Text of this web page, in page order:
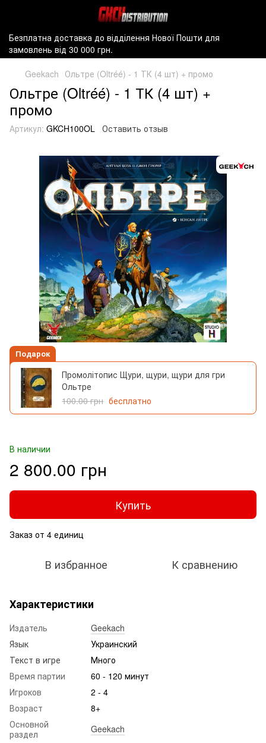
Безплатна доставка до відділення Нової Пошти для
замовлень від 30 000 грн.
Geekach Ольтре (Oltréé) - 1 ТК (4 шт) + промо
Ольтре (Oltréé) - 1 ТК (4 шт) +
промо
Артикул: GKCH100OL Оставить отзыв
Подарок
Промолітопис Щури, щури, щури для гри
Ольтре
100.00 грн бесплатно
В наличии
2 800.00 грн
Купить
Заказ от 4 единиц
В избранное К сравнению
Характеристики
Издатель
Geekach
Язык
Украинский
Текст в игре
Много
Время партии
60 - 120 минут
Игроков
2 - 4
Возраст
8+
Основной
раздел
Geekach